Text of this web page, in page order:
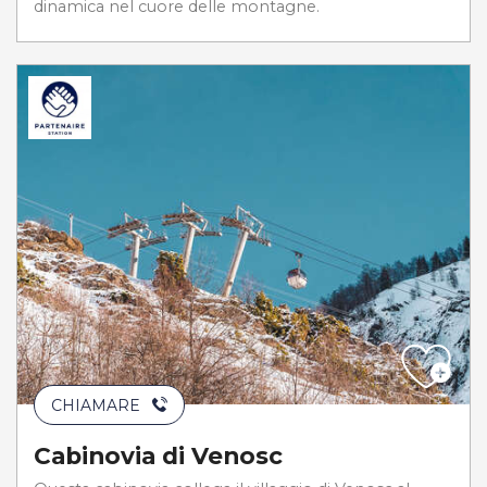
dinamica nel cuore delle montagne.
CHIAMARE
Cabinovia di Venosc